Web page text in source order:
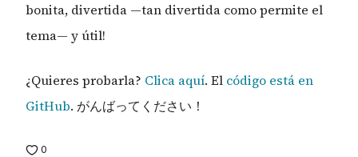
bonita, divertida —tan divertida como permite el
tema— y útil!
¿Quieres probarla? Clica aquí. El código está en
GitHub. がんばってください！
0